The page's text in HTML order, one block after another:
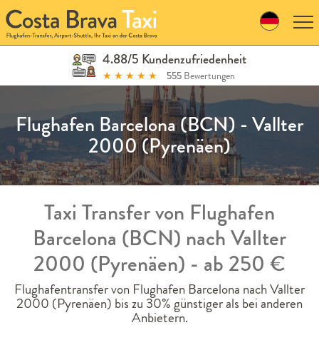
Skip
to
navigation
Skip
4.88/5 Kundenzufriedenheit
★ ★ ★ ★ ★ 555 Bewertungen
Flughafen Barcelona (BCN) - Vallter
2000 (Pyrenäen)
Taxi Transfer von Flughafen
Barcelona (BCN) nach Vallter
2000 (Pyrenäen) - ab 250 €
Flughafentransfer von Flughafen Barcelona nach Vallter
2000 (Pyrenäen) bis zu 30% günstiger als bei anderen
Anbietern.